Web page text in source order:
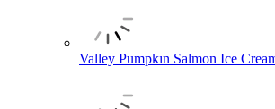
Valley Pumpkın Salmon Ice